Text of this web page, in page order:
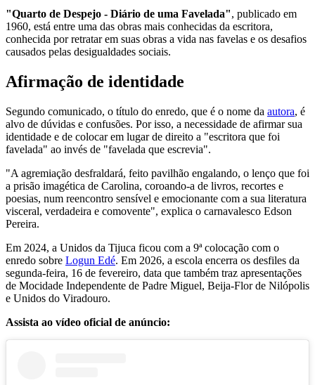
"Quarto de Despejo - Diário de uma Favelada", publicado em
1960, está entre uma das obras mais conhecidas da escritora,
conhecida por retratar em suas obras a vida nas favelas e os desafios
causados pelas desigualdades sociais.
Afirmação de identidade
Segundo comunicado, o título do enredo, que é o nome da autora, é
alvo de dúvidas e confusões. Por isso, a necessidade de afirmar sua
identidade e de colocar em lugar de direito a "escritora que foi
favelada" ao invés de "favelada que escrevia".
"A agremiação desfraldará, feito pavilhão engalando, o lenço que foi
a prisão imagética de Carolina, coroando-a de livros, recortes e
poesias, num reencontro sensível e emocionante com a sua literatura
visceral, verdadeira e comovente", explica o carnavalesco Edson
Pereira.
Em 2024, a Unidos da Tijuca ficou com a 9ª colocação com o
enredo sobre Logun Edé. Em 2026, a escola encerra os desfiles da
segunda-feira, 16 de fevereiro, data que também traz apresentações
de Mocidade Independente de Padre Miguel, Beija-Flor de Nilópolis
e Unidos do Viradouro.
Assista ao vídeo oficial de anúncio: